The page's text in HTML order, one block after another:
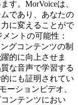
す。MorVoiceは、
であり、あなたの
に変えることがで
ントの可能性：
グコンテンツの制
的に向上させま
な音声で学習する
にも証明されてい
ーションビデオ、
ンテンツにおい